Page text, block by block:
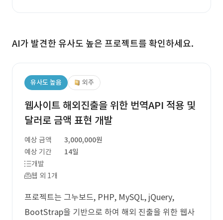
AI가 발견한 유사도 높은 프로젝트를 확인하세요.
유사도 높음 외주
웹사이트 해외진출을 위한 번역API 적용 및
달러로 금액 표현 개발
예상 금액
3,000,000원
예상 기간
14일
개발
웹 외 1개
프로젝트는 그누보드, PHP, MySQL, jQuery,
BootStrap을 기반으로 하여 해외 진출을 위한 웹사